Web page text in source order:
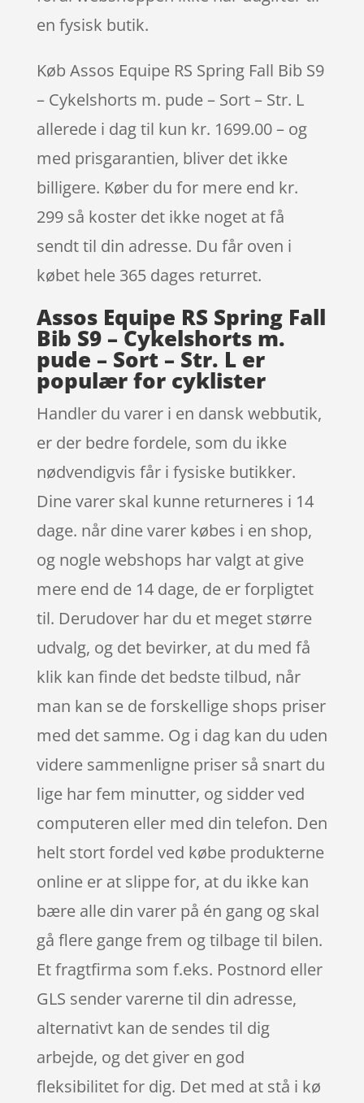
en fysisk butik.
Køb Assos Equipe RS Spring Fall Bib S9
– Cykelshorts m. pude – Sort – Str. L
allerede i dag til kun kr. 1699.00 – og
med prisgarantien, bliver det ikke
billigere. Køber du for mere end kr.
299 så koster det ikke noget at få
sendt til din adresse. Du får oven i
købet hele 365 dages returret.
Assos Equipe RS Spring Fall
Bib S9 – Cykelshorts m.
pude – Sort – Str. L er
populær for cyklister
Handler du varer i en dansk webbutik,
er der bedre fordele, som du ikke
nødvendigvis får i fysiske butikker.
Dine varer skal kunne returneres i 14
dage. når dine varer købes i en shop,
og nogle webshops har valgt at give
mere end de 14 dage, de er forpligtet
til. Derudover har du et meget større
udvalg, og det bevirker, at du med få
klik kan finde det bedste tilbud, når
man kan se de forskellige shops priser
med det samme. Og i dag kan du uden
videre sammenligne priser så snart du
lige har fem minutter, og sidder ved
computeren eller med din telefon. Den
helt stort fordel ved købe produkterne
online er at slippe for, at du ikke kan
bære alle din varer på én gang og skal
gå flere gange frem og tilbage til bilen.
Et fragtfirma som f.eks. Postnord eller
GLS sender varerne til din adresse,
alternativt kan de sendes til dig
arbejde, og det giver en god
fleksibilitet for dig. Det med at stå i kø